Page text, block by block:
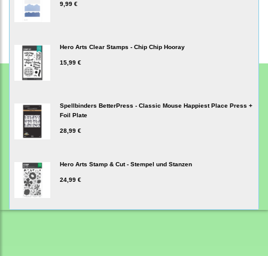
9,99 €
Hero Arts Clear Stamps - Chip Chip Hooray
15,99 €
Spellbinders BetterPress - Classic Mouse Happiest Place Press +
Foil Plate
28,99 €
Hero Arts Stamp & Cut - Stempel und Stanzen
24,99 €